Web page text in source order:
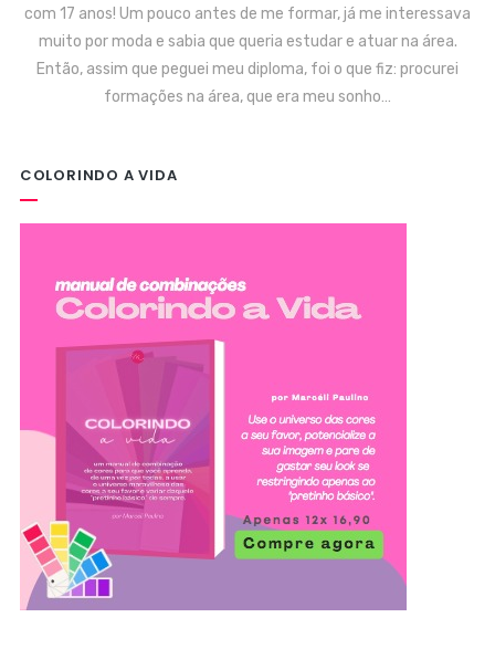
com 17 anos! Um pouco antes de me formar, já me interessava
muito por moda e sabia que queria estudar e atuar na área.
Então, assim que peguei meu diploma, foi o que fiz: procurei
formações na área, que era meu sonho…
COLORINDO A VIDA